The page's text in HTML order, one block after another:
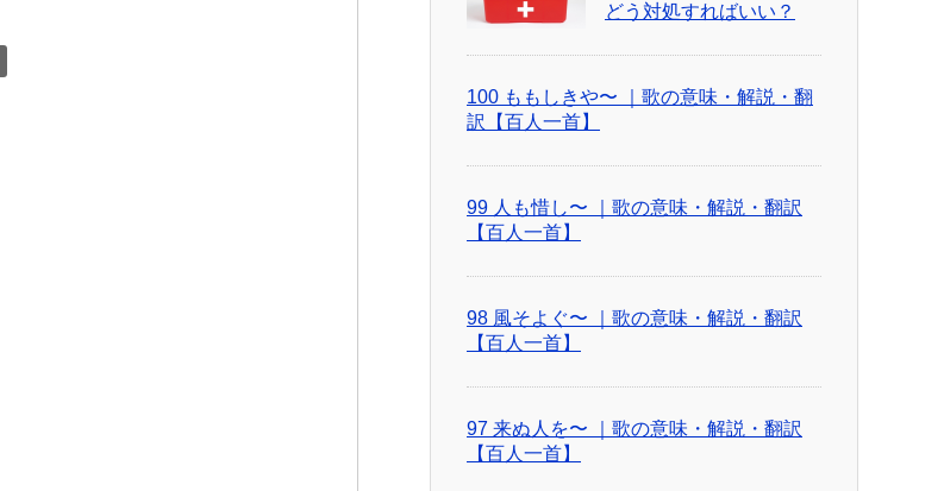
どう対処すればいい？
100 ももしきや〜 ｜歌の意味・解説・翻
訳【百人一首】
99 人も惜し〜 ｜歌の意味・解説・翻訳
【百人一首】
98 風そよぐ〜 ｜歌の意味・解説・翻訳
【百人一首】
97 来ぬ人を〜 ｜歌の意味・解説・翻訳
【百人一首】